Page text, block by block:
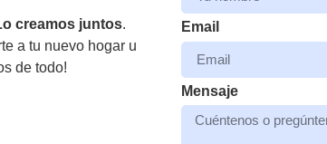
creamos juntos.
a tu nuevo hogar u
de todo!
Email
Mensaje